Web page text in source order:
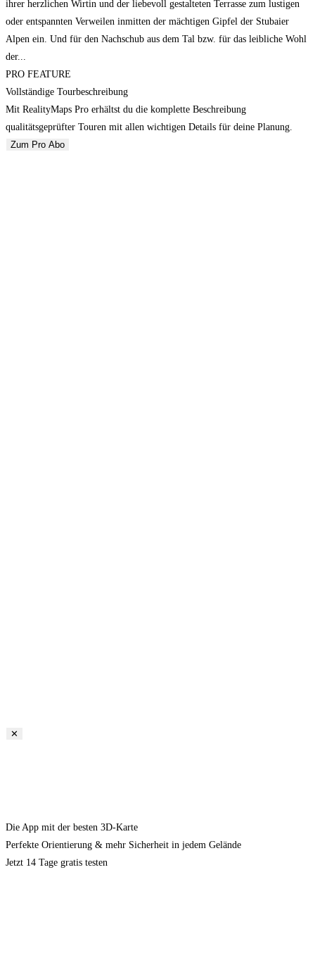
ihrer herzlichen Wirtin und der liebevoll gestalteten Terrasse zum lustigen
oder entspannten Verweilen inmitten der mächtigen Gipfel der Stubaier
Alpen ein. Und für den Nachschub aus dem Tal bzw. für das leibliche Wohl
der...
PRO FEATURE
Vollständige Tourbeschreibung
Mit RealityMaps Pro erhältst du die komplette Beschreibung
qualitätsgeprüfter Touren mit allen wichtigen Details für deine Planung.
Zum Pro Abo
✕
Die App mit der besten 3D-Karte
Perfekte Orientierung & mehr Sicherheit in jedem Gelände
Jetzt 14 Tage gratis testen